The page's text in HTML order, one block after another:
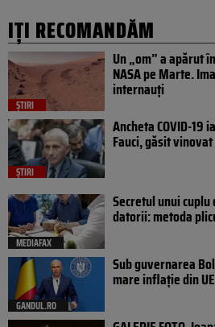
IȚI RECOMANDĂM
ȘTIRI
Un „om” a apărut
NASA pe Marte.
internauți
ȘTIRI
Ancheta COVID-19
Fauci, găsit
MEDIAFAX
Secretul unui
datorii: metoda
GANDUL.RO
Sub guvernarea
mare inflație din